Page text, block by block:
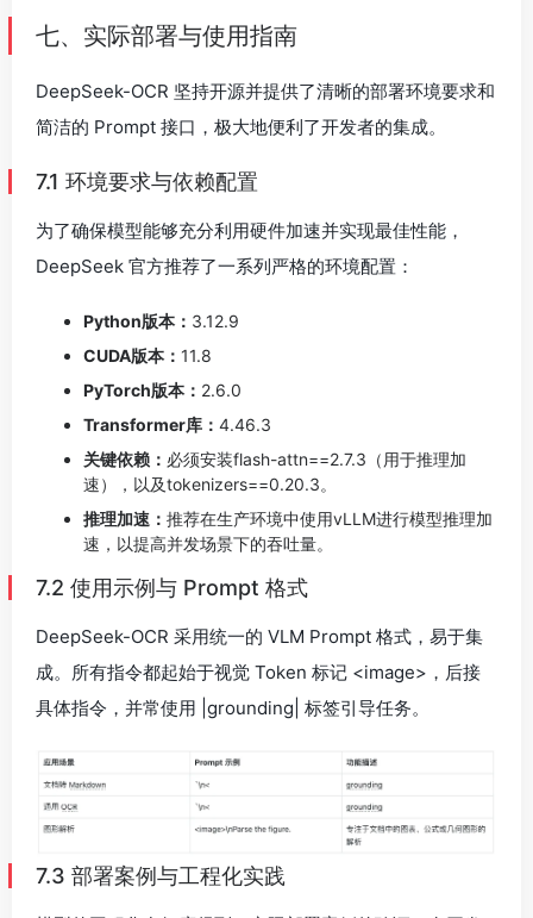
七、实际部署与使用指南
DeepSeek-OCR 坚持开源并提供了清晰的部署环境要求和
简洁的 Prompt 接口，极大地便利了开发者的集成。
7.1 环境要求与依赖配置
为了确保模型能够充分利用硬件加速并实现最佳性能，
DeepSeek 官方推荐了一系列严格的环境配置：
Python版本： 3.12.9
CUDA版本： 11.8
PyTorch版本： 2.6.0
Transformer库： 4.46.3
关键依赖： 必须安装flash-attn==2.7.3（用于推理加
速），以及tokenizers==0.20.3。
推理加速： 推荐在生产环境中使用vLLM进行模型推理加
速，以提高并发场景下的吞吐量。
7.2 使用示例与 Prompt 格式
DeepSeek-OCR 采用统一的 VLM Prompt 格式，易于集
成。所有指令都起始于视觉 Token 标记 <image>，后接
具体指令，并常使用 |grounding| 标签引导任务。
7.3 部署案例与工程化实践